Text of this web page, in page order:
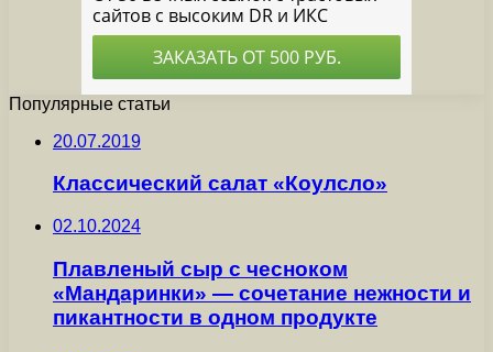
Популярные статьи
20.07.2019
Классический салат «Коулсло»
02.10.2024
Плавленый сыр с чесноком
«Мандаринки» — сочетание нежности и
пикантности в одном продукте